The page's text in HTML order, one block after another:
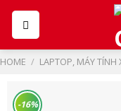
Skip
content
HOME / LAPTOP, MÁY TÍNH
-16%